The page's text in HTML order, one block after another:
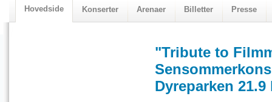
Hovedside Konserter Arenaer Billetter Presse
"Tribute to
Dyreparken 21.9